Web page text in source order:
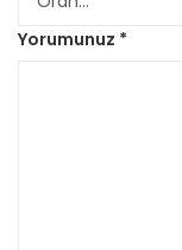
Yorumunuz *